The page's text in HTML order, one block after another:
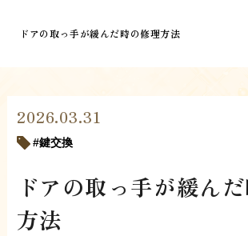
ドアの取っ手が緩んだ時の修理方法
2026.03.31
鍵交換
ドアの取っ手が緩ん
方法